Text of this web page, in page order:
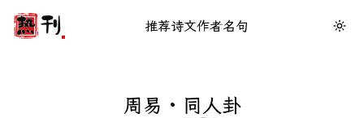
推荐诗文作者名句
周易 · 同人卦